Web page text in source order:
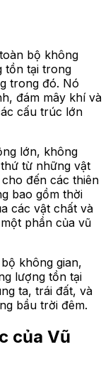
bộ không
tồn tại trong
trong đó. Nó
đám mây khí và
cấu trúc lớn
lớn, không
từ những vật
đến các thiên
bao gồm thời
các vật chất và
phần của vũ
không gian,
lượng tồn tại
ta, trái đất, và
bầu trời đêm.
của Vũ